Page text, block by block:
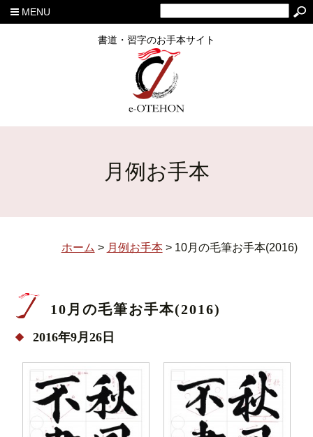
MENU
書道・習字のお手本サイト
月例お手本
ホーム > 月例お手本> 10月の毛筆お手本(2016)
10月の毛筆お手本(2016)
2016年9月26日